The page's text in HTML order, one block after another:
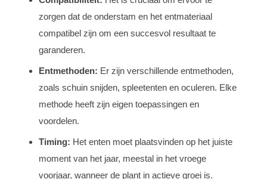
zorgen dat de onderstam en het entmateriaal
compatibel zijn om een succesvol resultaat te
garanderen.
Entmethoden: Er zijn verschillende entmethoden,
zoals schuin snijden, spleetenten en oculeren. Elke
methode heeft zijn eigen toepassingen en
voordelen.
Timing: Het enten moet plaatsvinden op het juiste
moment van het jaar, meestal in het vroege
voorjaar, wanneer de plant in actieve groei is.